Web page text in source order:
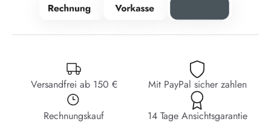
Versandfrei ab 150 € Mit PayPal sicher zahlen
Rechnungskauf 14 Tage Ansichtsgarantie